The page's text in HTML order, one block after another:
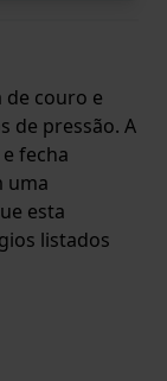
de couro e
de pressão. A
fecha
uma
esta
listados